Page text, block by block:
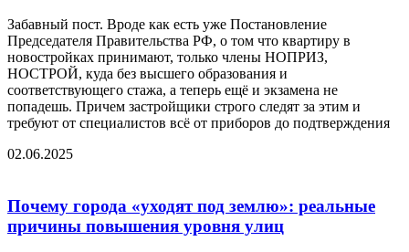
Забавный пост. Вроде как есть уже Постановление
Председателя Правительства РФ, о том что квартиру в
новостройках принимают, только члены НОПРИЗ,
НОСТРОЙ, куда без высшего образования и
соответствующего стажа, а теперь ещё и экзамена не
попадешь. Причем застройщики строго следят за этим и
требуют от специалистов всё от приборов до подтверждения
02.06.2025
Почему города «уходят под землю»: реальные
причины повышения уровня улиц